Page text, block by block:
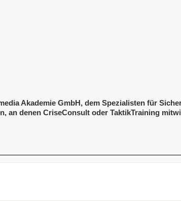
Akademie GmbH, dem Spezialisten für
an denen CriseConsult oder TaktikTraining